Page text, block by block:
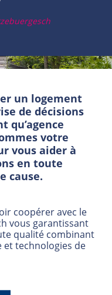
un logement
de décisions
qu’agence
votre
vous aider à
en toute
cause.
coopérer avec le
vous garantissant
qualité combinant
technologies de